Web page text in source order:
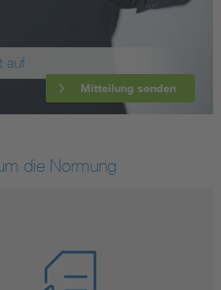
auf
Mitteilung senden
die Normung